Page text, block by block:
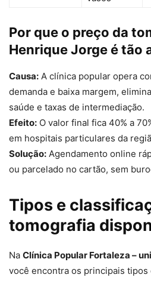
Por que o preço da
Henrique Jorge é tão
Causa: A clínica popular opera
demanda e baixa margem,
saúde e taxas de intermediação.
Efeito: O valor final fica 40% a
em hospitais particulares da
Solução: Agendamento online
ou parcelado no cartão, sem
Tipos e
tomografia
Na Clínica Popular Fortaleza –
você encontra os principais tipos